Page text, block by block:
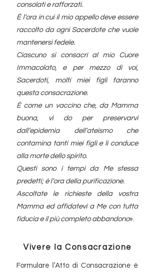
consolati e rafforzati.
È l’ora in cui il mio appello deve essere
raccolto da ogni Sacerdote che vuole
mantenersi fedele.
Ciascuno si consacri al mio Cuore
Immacolato, e per mezzo di voi,
Sacerdoti, molti miei figli faranno
questa consacrazione.
È come un vaccino che, da Mamma
buona, vi do per preservarvi
dall’epidemia dell’ateismo che
contamina tanti miei figli e li conduce
alla morte dello spirito.
Questi sono i tempi da Me stessa
predetti; è l’ora della purificazione.
Ascoltate le richieste della vostra
Mamma ed affidatevi a Me con tutta
fiducia e il più completo abbandono».
Vivere la Consacrazione
Formulare l’Atto di Consacrazione è